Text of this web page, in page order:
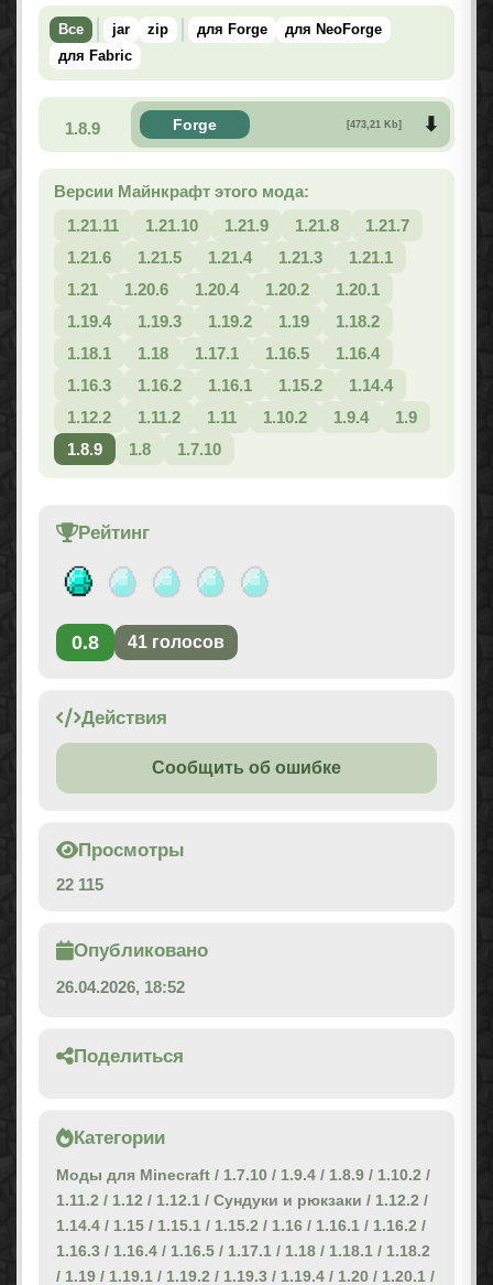
Все jar zip для Forge
для NeoForge
для Fabric
1.8.9 Forge [473,21 Kb]
Версии Майнкрафт этого мода:
1.21.11
1.21.10 1.21.9 1.21.8
1.21.7
1.21.6
1.21.5 1.21.4 1.21.3
1.21.1
1.21
1.20.6 1.20.4 1.20.2
1.20.1
1.19.4
1.19.3 1.19.2 1.19
1.18.2
1.18.1
1.18 1.17.1 1.16.5
1.16.4
1.16.3
1.16.2 1.16.1 1.15.2
1.14.4
1.12.2
1.11.2 1.11 1.10.2 1.9.4
1.9
1.8.9
1.8 1.7.10
Рейтинг
0.8 41 голосов
Действия
Сообщить об ошибке
Просмотры
22 115
Опубликовано
26.04.2026, 18:52
Поделиться
Категории
Моды для Minecraft / 1.7.10 / 1.9.4 / 1.8.9 / 1.10.2 /
1.11.2 / 1.12 / 1.12.1 / Сундуки и рюкзаки / 1.12.2 /
1.14.4 / 1.15 / 1.15.1 / 1.15.2 / 1.16 / 1.16.1 / 1.16.2 /
1.16.3 / 1.16.4 / 1.16.5 / 1.17.1 / 1.18 / 1.18.1 / 1.18.2
/ 1.19 / 1.19.1 / 1.19.2 / 1.19.3 / 1.19.4 / 1.20 / 1.20.1 /